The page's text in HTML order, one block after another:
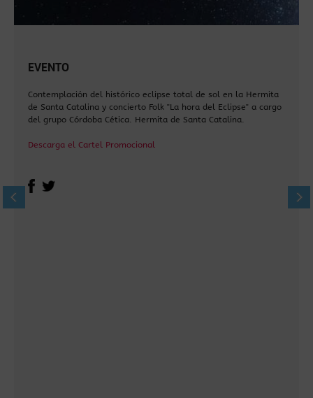
EVENTO
Contemplación del histórico eclipse total de sol en la Hermita
de Santa Catalina y concierto Folk "La hora del Eclipse" a cargo
del grupo Córdoba Cética. Hermita de Santa Catalina.
Descarga el Cartel Promocional